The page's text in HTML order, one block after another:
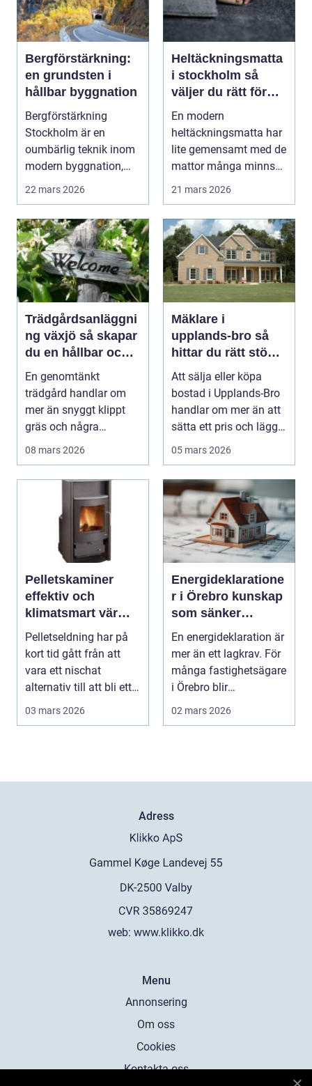
Bergförstärkning:
en grundsten i
hållbar byggnation
Bergförstärkning
Stockholm är en
oumbärlig teknik inom
modern byggnation,
sä...
22 mars 2026
Heltäckningsmatta
i stockholm så
väljer du rätt för
hem och kontor
En modern
heltäckningsmatta har
lite gemensamt med de
mattor många minns
från 70- och 80-talet.
21 mars 2026
Trädgårdsanläggni
ng växjö så skapar
du en hållbar och
funktionell
trädgård
En genomtänkt
trädgård handlar om
mer än snyggt klippt
gräs och några
rabatter. I Växjö, med
08 mars 2026
Mäklare i
upplands-bro så
hittar du rätt stöd
för din
bostadsaffär
Att sälja eller köpa
bostad i Upplands-Bro
handlar om mer än att
sätta ett pris och lägga
ut en anno...
05 mars 2026
Pelletskaminer
effektiv och
klimatsmart värme
för moderna hem
Pelletseldning har på
kort tid gått från att
vara ett nischat
alternativ till att bli ett
självklart...
03 mars 2026
Energideklaratione
r i Örebro kunskap
som sänker
kostnader och
höjer värdet
En energideklaration är
mer än ett lagkrav. För
många fastighetsägare
i Örebro blir
deklarationen st...
02 mars 2026
Adress
web: www.klikko.dk
Menu
Annonsering
Om oss
Cookies
Kontakta oss